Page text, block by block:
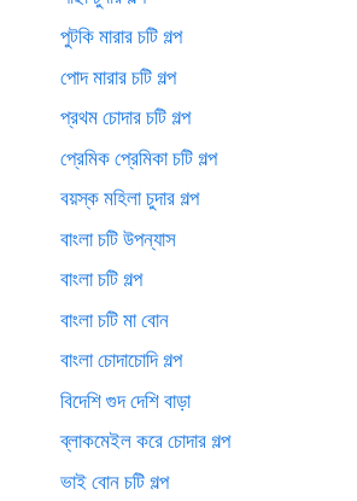
পুটকি মারার চটি গল্প
পোদ মারার চটি গল্প
প্রথম চোদার চটি গল্প
প্রেমিক প্রেমিকা চটি গল্প
বয়স্ক মহিলা চুদার গল্প
বাংলা চটি উপন্যাস
বাংলা চটি গল্প
বাংলা চটি মা বোন
বাংলা চোদাচোদি গল্প
বিদেশি গুদ দেশি বাড়া
ব্লাকমেইল করে চোদার গল্প
ভাই বোন চটি গল্প